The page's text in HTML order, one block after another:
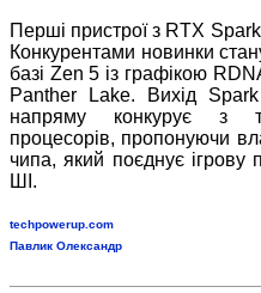
Перші пристрої з RTX
Конкурентами новинки
базі Zen 5 із графікою
Panther Lake. Вихід
напряму конкурує з
процесорів, пропонуючи
чипа, який поєднує ігрову
ШІ.
techpowerup.com
Павлик Олександр